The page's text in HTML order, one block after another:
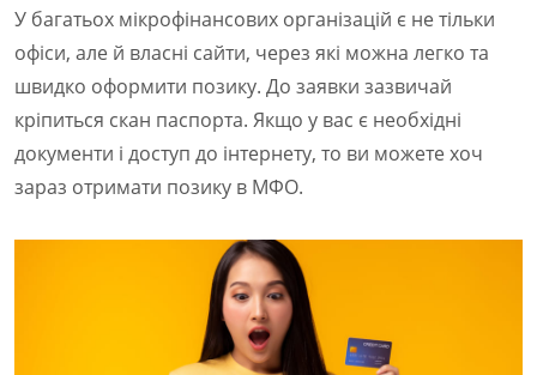
У багатьох мікрофінансових організацій є не тільки
офіси, але й власні сайти, через які можна легко та
швидко оформити позику. До заявки зазвичай
кріпиться скан паспорта. Якщо у вас є необхідні
документи і доступ до інтернету, то ви можете хоч
зараз отримати позику в МФО.